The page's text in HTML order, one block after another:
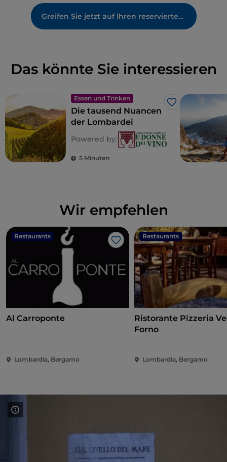
Greifen Sie jetzt auf Ihren reservierten Bereich zu
Das könnte Sie interessieren
Essen und Trinken
Like
Die tausend Nuancen
der Lombardei
Powered by:
5 Minuten
Wir empfehlen
Restaurants
Like
Al Carroponte
Lombardia, Bergamo
Restaurants
Ristorante Pizzeria
Forno
Lombardia, Bergamo